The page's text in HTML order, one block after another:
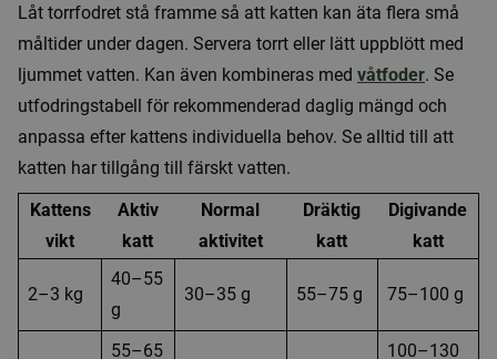
Låt torrfodret stå framme så att katten kan äta flera små
måltider under dagen. Servera torrt eller lätt uppblött med
ljummet vatten. Kan även kombineras med våtfoder. Se
utfodringstabell för rekommenderad daglig mängd och
anpassa efter kattens individuella behov. Se alltid till att
katten har tillgång till färskt vatten.
Kattens
vikt
Aktiv
katt
Normal
aktivitet
Dräktig
katt
Digivande
katt
2–3 kg
40–55
g
30–35 g 55–75 g 75–100 g
55–65 100–130